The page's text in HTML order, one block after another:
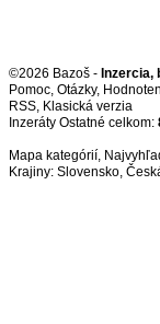
©2026 Bazoš - Inzercia,
Pomoc, Otázky,
RSS,
Inzeráty Ostatné celkom:
Mapa kategórií,
Krajiny: Slovensko,